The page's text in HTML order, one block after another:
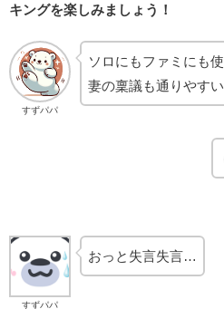
キングを楽しみましょう！
すずパパ
ソロにもファミにも使
妻の稟議も通りやすい
すずパパ
おっと失言失言…